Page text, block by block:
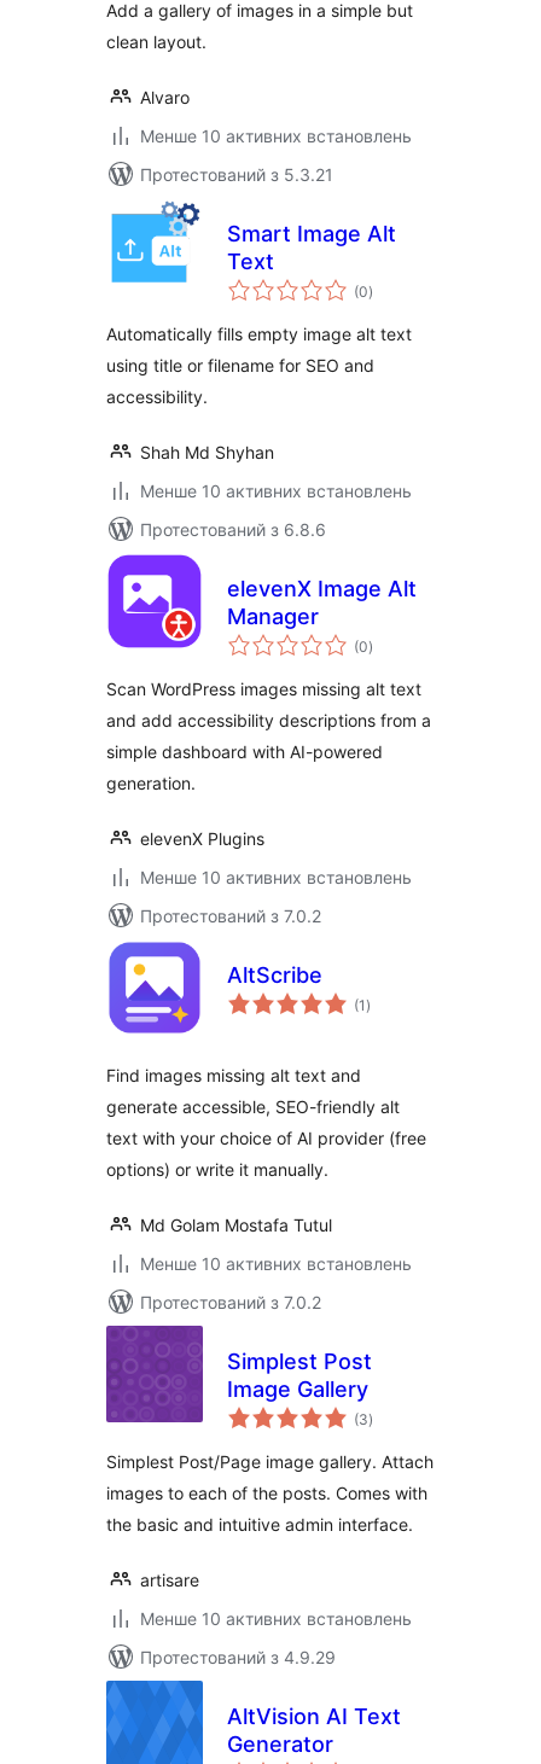
Add a gallery of images in a simple but
clean layout.
Alvaro
Менше 10 активних встановлень
Протестований з 5.3.21
Smart Image Alt
Text
(0загальний
рейтинг
)
Automatically fills empty image alt text
using title or filename for SEO and
accessibility.
Shah Md Shyhan
Менше 10 активних встановлень
Протестований з 6.8.6
elevenX Image Alt
Manager
(0загальний
рейтинг
)
Scan WordPress images missing alt text
and add accessibility descriptions from a
simple dashboard with AI-powered
generation.
elevenX Plugins
Менше 10 активних встановлень
Протестований з 7.0.2
AltScribe
(1 загальний
рейтинг
)
Find images missing alt text and
generate accessible, SEO-friendly alt
text with your choice of AI provider (free
options) or write it manually.
Md Golam Mostafa Tutul
Менше 10 активних встановлень
Протестований з 7.0.2
Simplest Post
Image Gallery
(3загальний
рейтинг
)
Simplest Post/Page image gallery. Attach
images to each of the posts. Comes with
the basic and intuitive admin interface.
artisare
Менше 10 активних встановлень
Протестований з 4.9.29
AltVision AI Text
Generator